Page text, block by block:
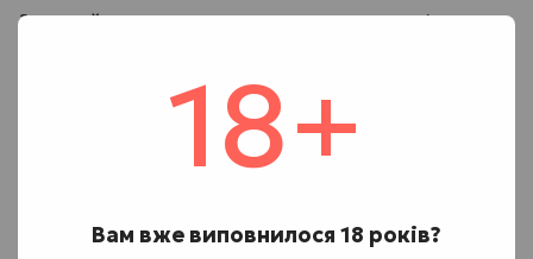
18+
Вам вже виповнилося 18 років?
Запасний акумулятор перевозять лише в салоні.
Зарядний пристрій без батареї можна покласти в ручну
поклажу, проте заряджати електронну сигарету під час
Чому не можна парити та як підготувати